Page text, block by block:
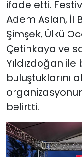
ifade etti.
Adem Aslan, İl
Şimşek, Ülkü
Çetinkaya ve
Yıldızdoğan
buluştuklarını
belirtti.